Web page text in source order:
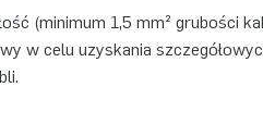
(minimum 1,5 mm² grubości
w celu uzyskania